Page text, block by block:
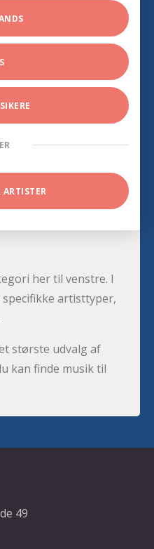
ARTISTER
her til venstre. I
artisttyper,
største udvalg af
kan finde musik til
49